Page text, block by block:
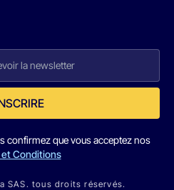
confirmez que vous acceptez nos
Conditions
SAS. tous droits réservés.